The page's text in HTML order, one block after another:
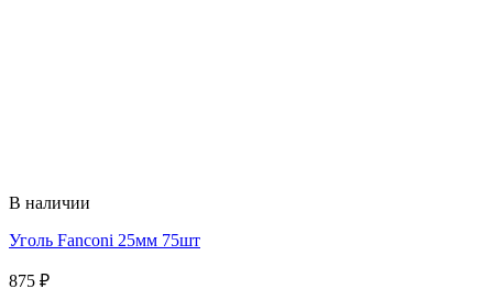
В наличии
Уголь Fanconi 25мм 75шт
875 ₽